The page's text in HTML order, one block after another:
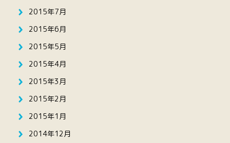
2015年7月
2015年6月
2015年5月
2015年4月
2015年3月
2015年2月
2015年1月
2014年12月